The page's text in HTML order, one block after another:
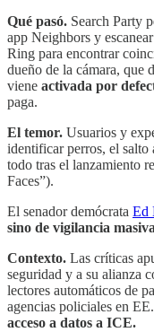
Qué pasó. Search Party
app Neighbors y
Ring para encontrar
dueño de la cámara, que
viene activada por
paga.
El temor. Usuarios y
identificar perros, el salto
todo tras el lanzamiento
Faces”).
El senador demócrata Ed
sino de vigilancia
Contexto. Las críticas
seguridad y a su alianza
lectores automáticos de
agencias policiales en
acceso a datos a ICE.